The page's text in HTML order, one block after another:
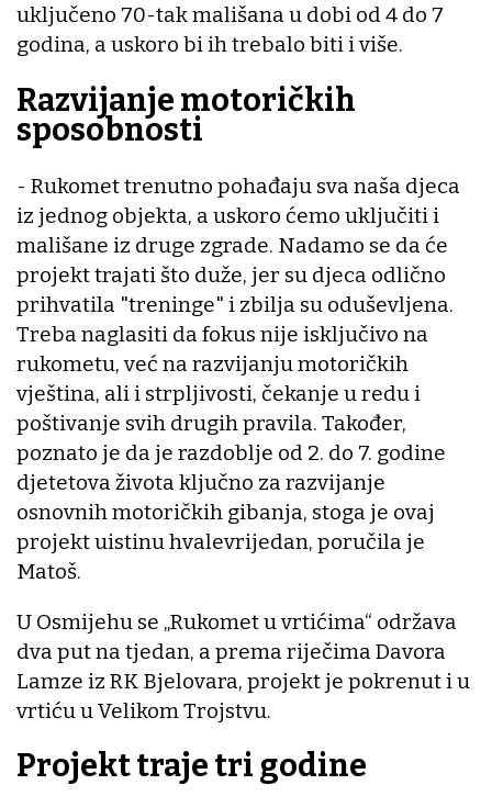
uključeno 70-tak mališana u dobi od 4 do 7
godina, a uskoro bi ih trebalo biti i više.
Razvijanje motoričkih
sposobnosti
- Rukomet trenutno pohađaju sva naša djeca
iz jednog objekta, a uskoro ćemo uključiti i
mališane iz druge zgrade. Nadamo se da će
projekt trajati što duže, jer su djeca odlično
prihvatila "treninge" i zbilja su oduševljena.
Treba naglasiti da fokus nije isključivo na
rukometu, već na razvijanju motoričkih
vještina, ali i strpljivosti, čekanje u redu i
poštivanje svih drugih pravila. Također,
poznato je da je razdoblje od 2. do 7. godine
djetetova života ključno za razvijanje
osnovnih motoričkih gibanja, stoga je ovaj
projekt uistinu hvalevrijedan, poručila je
Matoš.
U Osmijehu se „Rukomet u vrtićima“ održava
dva put na tjedan, a prema riječima Davora
Lamze iz RK Bjelovara, projekt je pokrenut i u
vrtiću u Velikom Trojstvu.
Projekt traje tri godine